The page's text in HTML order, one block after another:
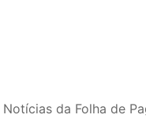
Notícias da Folha de